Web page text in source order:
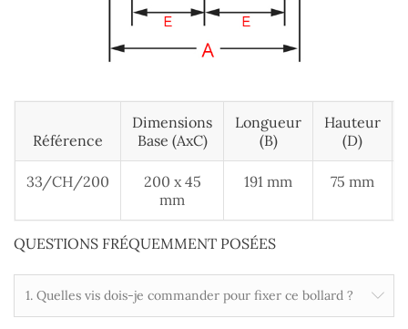
Référence
Dimensions
Base (AxC)
Longueur
(B)
Hauteur
(D)
33/CH/200
200 x 45
mm
191 mm 75 mm
QUESTIONS FRÉQUEMMENT POSÉES
1. Quelles vis dois-je commander pour fixer ce bollard ?